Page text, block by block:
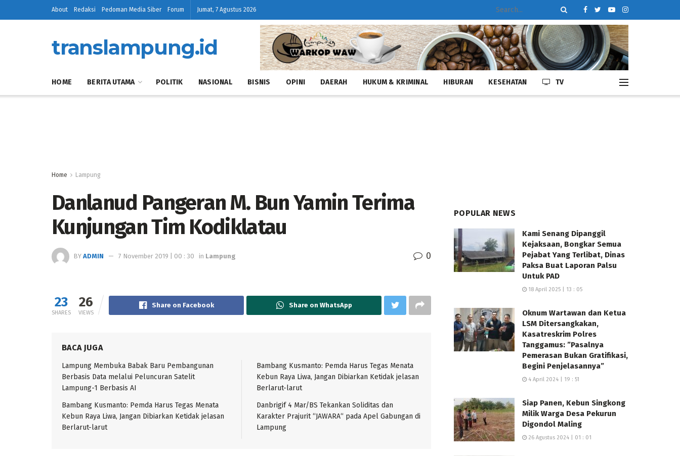
About Redaksi Pedoman Media Siber Forum Jumat, 7 Agustus 2026
translampung.id
HOME BERITA UTAMA POLITIK NASIONAL BISNIS OPINI DAERAH HUKUM & KRIMINAL HIBURAN KESEHATAN TV
Home Lampung
Danlanud Pangeran M. Bun Yamin Terima
Kunjungan Tim Kodiklatau
BY ADMIN 7 November 2019 | 00 : 30 in Lampung 0
23
SHARES
26
VIEWS
Share on Facebook Share on WhatsApp
BACA JUGA
Lampung Membuka Babak Baru Pembangunan
Berbasis Data melalui Peluncuran Satelit
Lampung-1 Berbasis AI
Bambang Kusmanto: Pemda Harus Tegas Menata
Kebun Raya Liwa, Jangan Dibiarkan Ketidak jelasan
Berlarut-larut
Bambang Kusmanto: Pemda Harus Tegas Menata
Kebun Raya Liwa, Jangan Dibiarkan Ketidak jelasan
Berlarut-larut
Danbrigif 4 Mar/BS Tekankan Soliditas dan
Karakter Prajurit “JAWARA“ pada Apel Gabungan di
Lampung
POPULAR NEWS
Kami Senang Dipanggil
Kejaksaan, Bongkar Semua
Pejabat Yang Terlibat, Dinas
Paksa Buat Laporan Palsu
Untuk PAD
18 April 2025 | 13 : 05
Oknum Wartawan dan Ketua
LSM Ditersangkakan,
Kasatreskrim Polres
Tanggamus: ”Pasalnya
Pemerasan Bukan Gratifikasi,
Begini Penjelasannya”
4 April 2024 | 19 : 51
Siap Panen, Kebun Singkong
Milik Warga Desa Pekurun
Digondol Maling
26 Agustus 2024 | 01 : 01